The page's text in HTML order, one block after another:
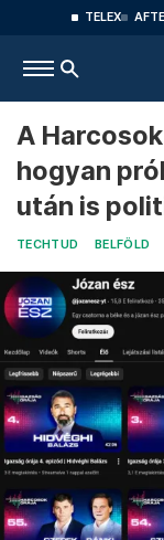
TELEX
A
hogyan
után is
TECHTUD BELFÖLD